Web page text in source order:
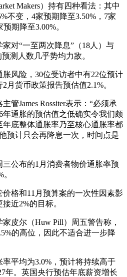
Makers）持有四种看法：其中
不变，4家预期降至3.50%，7家
期降至3.00%。
“一至两次降息”（18人）与
测人数几乎势均力敌。
风险，30位受访者中有22位预计
月货币政策报告预估值2.1%。
James Rossiter表示：“必须承
年通胀的预估值之低确实令我们颇
底整体通胀率乃至核心通胀率都
预计只会再降息一次，时间点是
公布的1月消费者物价通胀率预
格和11月预算案的一次性因素影
近2%的目标。
尔（Huw Pill）周五警告称，
的高位，因此不适合进一步降
平均为3.0%，预计将持续高于
年。英国央行预估年底薪资增长